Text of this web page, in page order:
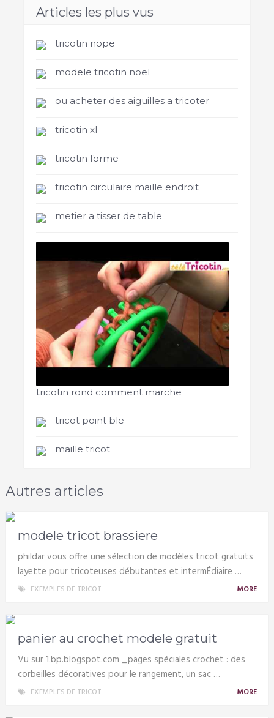
Articles les plus vus
tricotin nope
modele tricotin noel
ou acheter des aiguilles a tricoter
tricotin xl
tricotin forme
tricotin circulaire maille endroit
metier a tisser de table
tricotin rond comment marche
tricot point ble
maille tricot
Autres articles
modele tricot brassiere
phildar vous offre une sélection de modèles tricot gratuits
layette pour tricoteuses débutantes et intermÉdiaire …
EXEMPLES DE TRICOT MORE
panier au crochet modele gratuit
Vu sur 1.bp.blogspot.com _pages spéciales crochet : des
corbeilles décoratives pour le rangement, un sac …
EXEMPLES DE TRICOT MORE